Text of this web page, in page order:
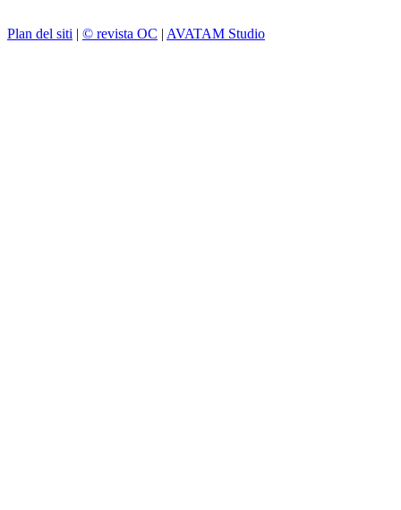
Plan del siti | © revista OC | AVATAM Studio